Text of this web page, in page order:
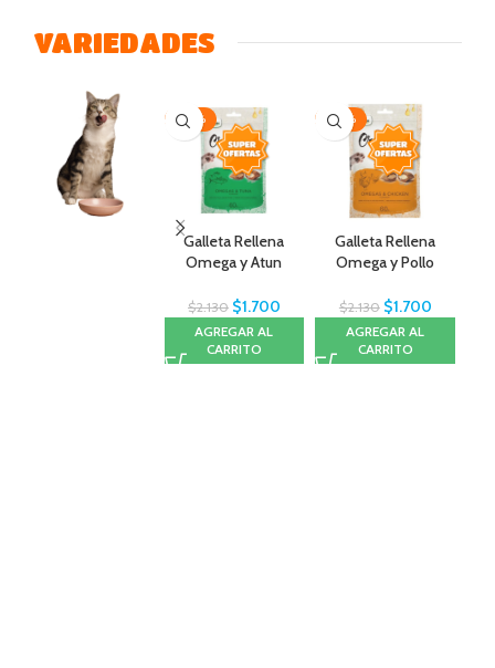
VARIEDADES
-20%
Galleta Rellena
Omega y Atun
$2.130 $1.700
AGREGAR AL
CARRITO
-20%
Galleta Rellena
Omega y Pollo
$2.130 $1.700
AGREGAR AL
CARRITO